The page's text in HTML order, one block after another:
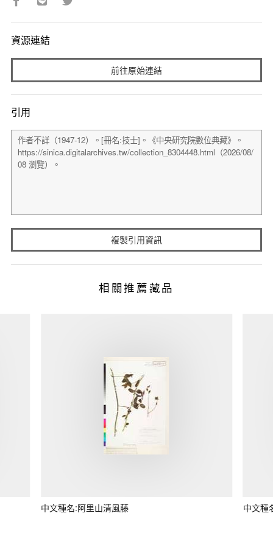
資源連結
前往原始連結
引用
複製引用資訊
相關推薦藏品
中文種名:阿里山清風藤 中文種